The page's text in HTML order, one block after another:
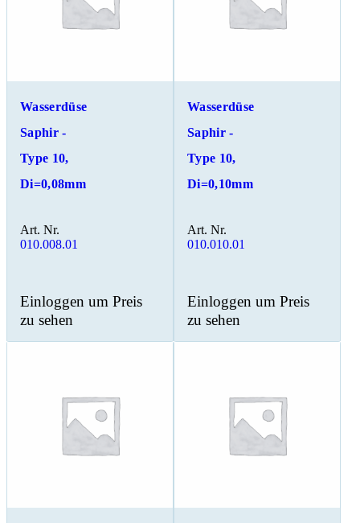
Wasserdüse
Saphir -
Type 10,
Di=0,08mm
Art. Nr.
010.008.01
Einloggen um Preis
zu sehen
Wasserdüse
Saphir -
Type 10,
Di=0,10mm
Art. Nr.
010.010.01
Einloggen um Preis
zu sehen